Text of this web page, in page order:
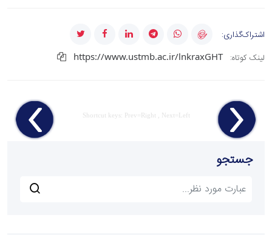
اشتراک‌گذاری:
لینک کوتاه:
https://www.ustmb.ac.ir/lnkraxGHT
Shortcut keys: Prev=Right , Next=Left
جستجو